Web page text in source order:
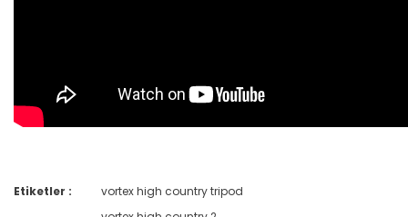
Etiketler :
vortex high country tripod